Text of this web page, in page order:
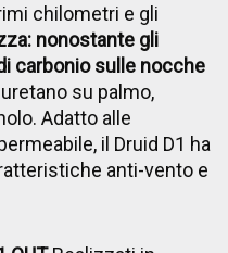
chilometri e gli
nonostante gli
carbonio sulle nocche
su palmo,
Adatto alle
il Druid D1 ha
anti-vento e